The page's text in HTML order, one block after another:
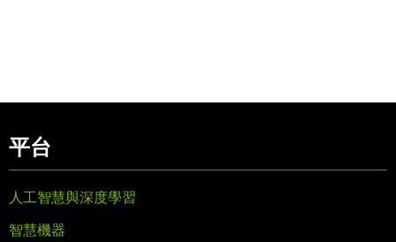
平台
人工智慧與深度學習
智慧機器